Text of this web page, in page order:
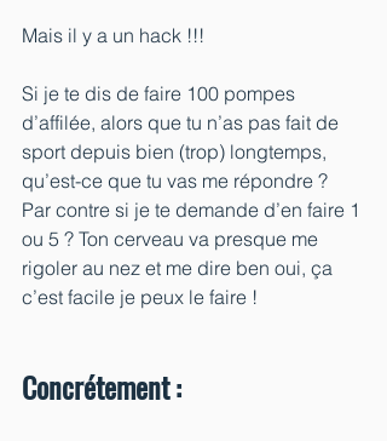
Mais il y a un hack !!!
Si je te dis de faire 100 pompes
d’affilée, alors que tu n’as pas fait de
sport depuis bien (trop) longtemps,
qu’est-ce que tu vas me répondre ?
Par contre si je te demande d’en faire 1
ou 5 ? Ton cerveau va presque me
rigoler au nez et me dire ben oui, ça
c’est facile je peux le faire !
Concrétement :